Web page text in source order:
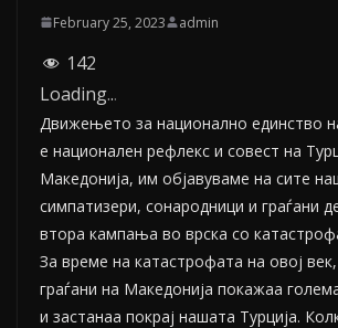
February 25, 2023 admin
142
Loading...
Движењето за национално единство
е национален рефлекс и совест на
Македонија, им објавуваме на сите
симпатизери, сонародници и граѓани
втора кампања во врска со
За време на катастрофата на овој
граѓани на Македонија покажаа
и застанаа покрај нашата Турција.